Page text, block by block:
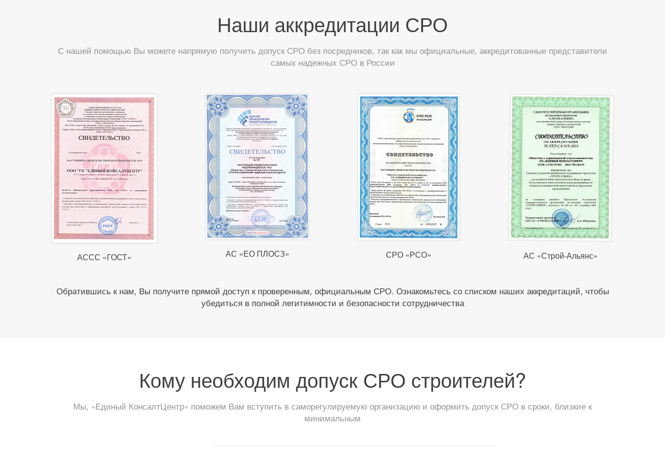
Наши аккредитации СРО
С нашей помощью Вы можете напрямую получить допуск СРО без посредников, так как мы официальные, аккредитованные представители
самых надежных СРО в России
АССС «ГОСТ» АС «ЕО ПЛОСЗ» СРО «РСО» АС «Строй-Альянс»
Обратившись к нам, Вы получите прямой доступ к проверенным, официальным СРО. Ознакомьтесь со списком наших аккредитаций, чтобы
убедиться в полной легитимности и безопасности сотрудничества
Кому необходим допуск СРО строителей?
Мы, «Единый КонсалтЦентр» поможем Вам вступить в саморегулируемую организацию и оформить допуск СРО в сроки, близкие к
минимальным